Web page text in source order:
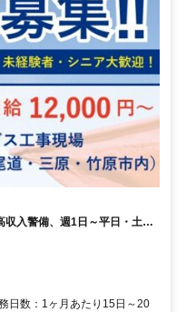
入警備、週1日～平日・土曜
日数：1ヶ月あたり15日～20